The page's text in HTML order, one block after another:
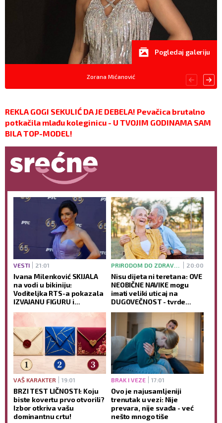
Zorana Mićanović
Pogledaj galeriju
REKLA GOGI SEKULIĆ DA JE DEBELA! Pevačica brutalno
potkačila mlađu koleginicu - U TVOJIM GODINAMA SAM
BILA TOP-MODEL!
VESTI 21:01
Ivana Milenković SKIJALA
na vodi u bikiniju:
Voditeljka RTS-a pokazala
IZVAJANU FIGURU i
Save (VIDEO)
20:00
Nisu dijeta ni teretana: OVE
NEOBIČNE NAVIKE mogu
imati veliki uticaj na
DUGOVEČNOST - tvrde
VAŠ KARAKTER 19:01
BRZI TEST LIČNOSTI: Koju
biste kovertu prvo otvorili?
Izbor otkriva vašu
dominantnu crtu!
BRAK I VEZE 17:01
Ovo je najusamljeniji
trenutak u vezi: Nije
prevara, nije svađa - već
nešto mnogo tiše